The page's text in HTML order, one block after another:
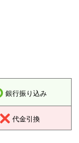
銀行振り込み
代金引換